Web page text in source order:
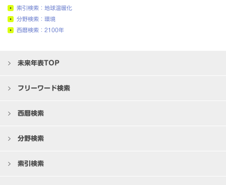
索引検索：地球温暖化
分野検索：環境
西暦検索：2100年
未来年表TOP
フリーワード検索
西暦検索
分野検索
索引検索